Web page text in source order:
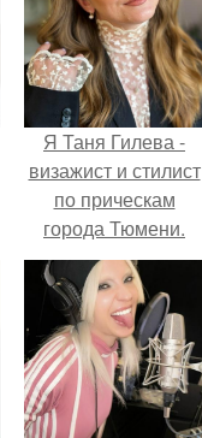
Я Таня Гилева -
визажист и стилист
по прическам
города Тюмени.